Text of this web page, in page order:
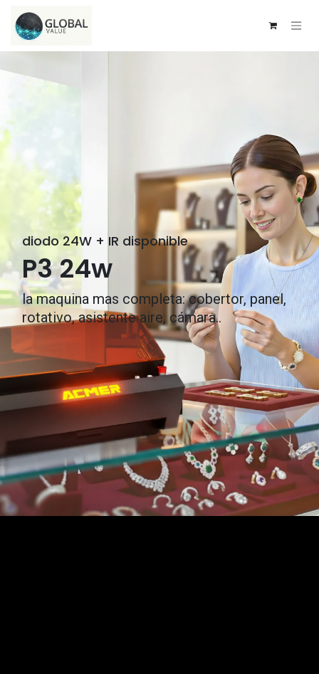
diodo 24W + IR disponible
P3 24w
la maquina mas completa: cobertor, panel,
rotativo, asistente aire, cámara..